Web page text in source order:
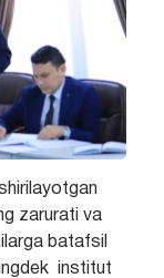
zarurati va
batafsil
institut